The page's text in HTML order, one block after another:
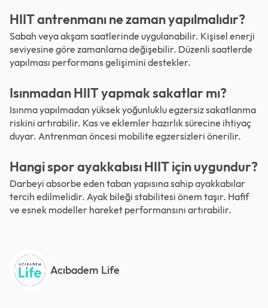
HIIT antrenmanı ne zaman yapılmalıdır?
Sabah veya akşam saatlerinde uygulanabilir. Kişisel enerji
seviyesine göre zamanlama değişebilir. Düzenli saatlerde
yapılması performans gelişimini destekler.
Isınmadan HIIT yapmak sakatlar mı?
Isınma yapılmadan yüksek yoğunluklu egzersiz sakatlanma
riskini artırabilir. Kas ve eklemler hazırlık sürecine ihtiyaç
duyar. Antrenman öncesi mobilite egzersizleri önerilir.
Hangi spor ayakkabısı HIIT için uygundur?
Darbeyi absorbe eden taban yapısına sahip ayakkabılar
tercih edilmelidir. Ayak bileği stabilitesi önem taşır. Hafif
ve esnek modeller hareket performansını artırabilir.
Acıbadem Life